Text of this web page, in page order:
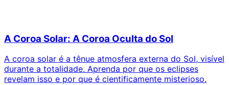
A Coroa Solar: A Coroa Oculta do Sol
A coroa solar é a tênue atmosfera externa do Sol, visível
durante a totalidade. Aprenda por que os eclipses
revelam isso e por que é cientificamente misterioso.